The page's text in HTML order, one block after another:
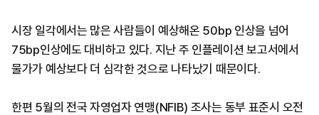
시장 일각에서는 많은 사람들이 예상해온 50bp 인상을 넘어
75bp인상에도 대비하고 있다. 지난 주 인플레이션 보고서에서
물가가 예상보다 더 심각한 것으로 나타났기 때문이다.
한편 5월의 전국 자영업자 연맹(NFIB) 조사는 동부 표준시 오전